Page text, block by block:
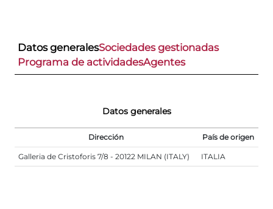
Datos generalesSociedades gestionadas
Programa de actividadesAgentes
Datos generales
Dirección País de origen
Galleria de Cristoforis 7/8 - 20122 MILAN (ITALY) ITALIA